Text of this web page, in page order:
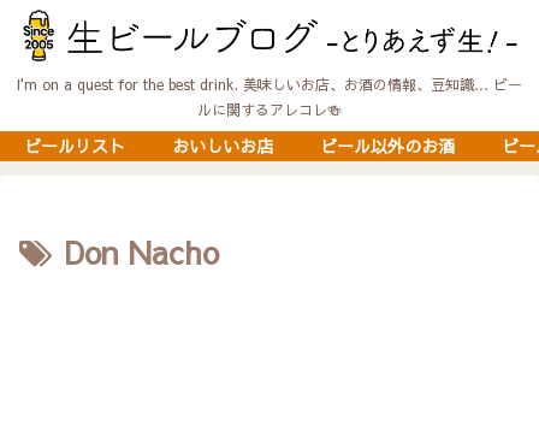
I'm on a quest for the best drink. 美味しいお店、お酒の情報、豆知識… ビー
ルに関するアレコレ🍻
ビールリスト おいしいお店 ビール以外のお酒 ビ
Don Nacho